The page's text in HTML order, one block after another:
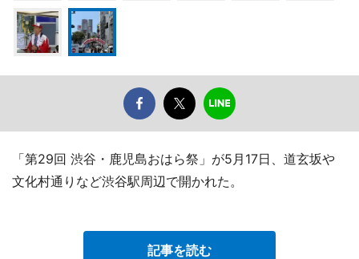
「第29回 渋谷・鹿児島おはら祭」が5月17日、道玄坂や
文化村通りなど渋谷駅周辺で開かれた。
記事を読む